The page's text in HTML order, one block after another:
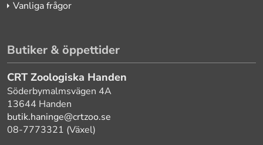
Vanliga frågor
Butiker & öppettider
CRT Zoologiska Handen
Söderbymalmsvägen 4A
13644 Handen
butik.haninge@crtzoo.se
08-7773321 (Växel)